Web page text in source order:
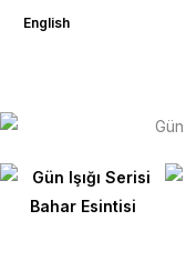
English